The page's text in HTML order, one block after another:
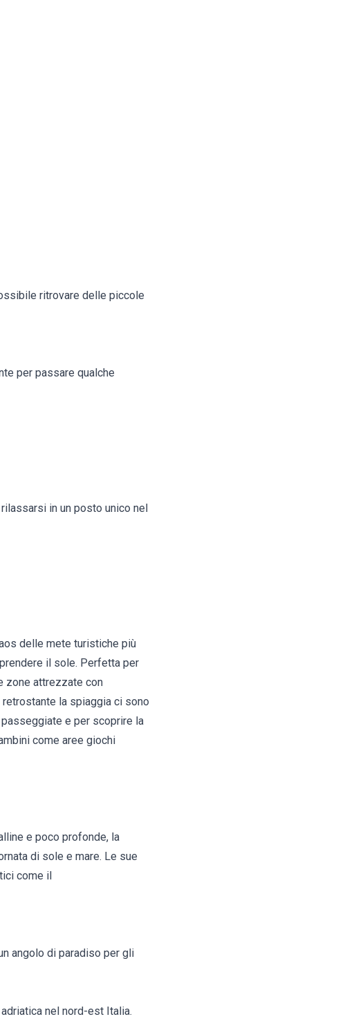
ritrovare delle piccole
per passare qualche
in un posto unico nel
delle mete turistiche più
il sole. Perfetta per
zone attrezzate con
la spiaggia ci sono
e per scoprire la
come aree giochi
e poco profonde, la
di sole e mare. Le sue
come il
angolo di paradiso per gli
nel nord-est Italia.